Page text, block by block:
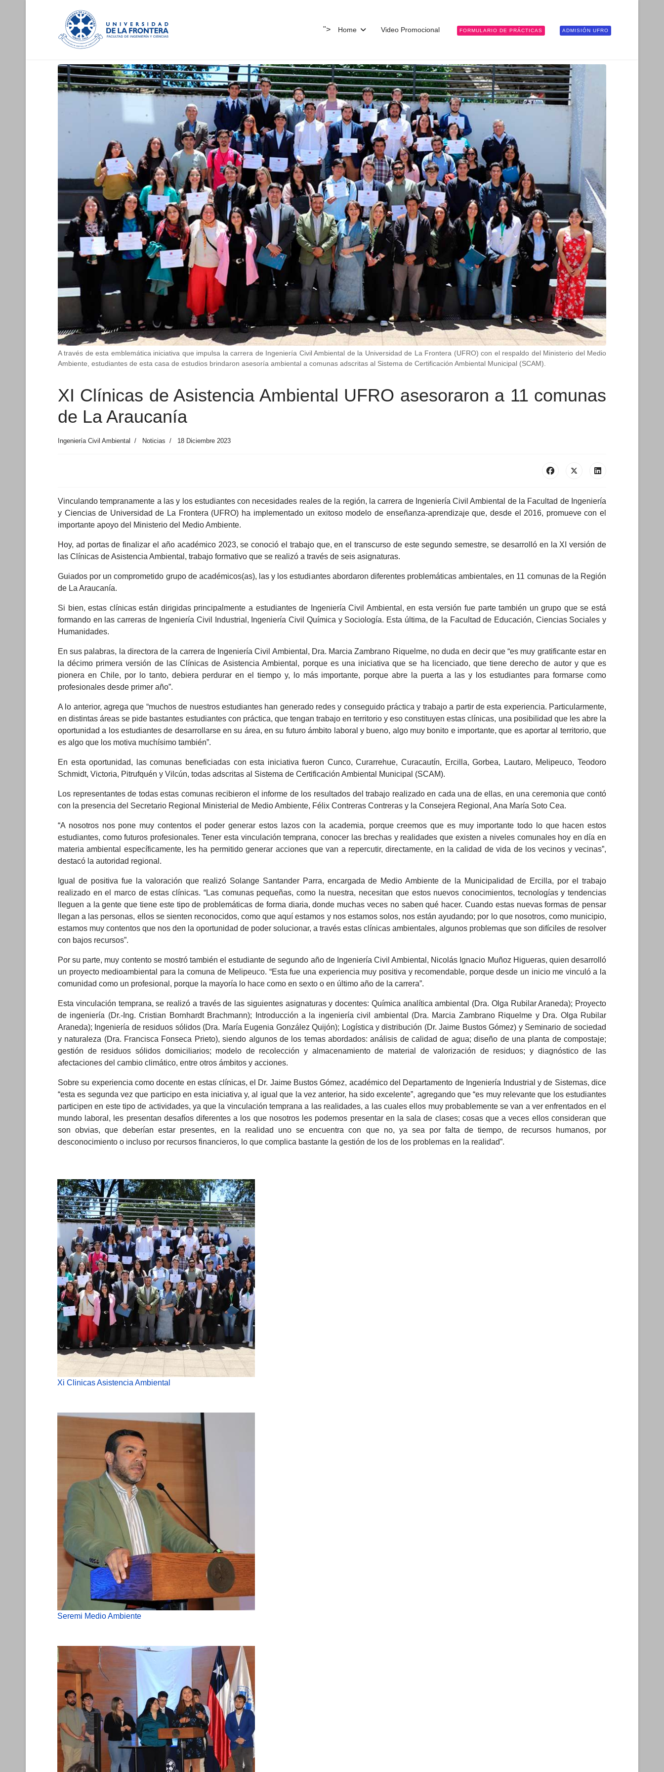
"> Home Video Promocional FORMULARIO DE PRÁCTICAS ADMISIÓN UFRO
A través de esta emblemática iniciativa que impulsa la carrera de Ingeniería Civil Ambiental de la Universidad de La Frontera (UFRO) con el respaldo del Ministerio del Medio
Ambiente, estudiantes de esta casa de estudios brindaron asesoría ambiental a comunas adscritas al Sistema de Certificación Ambiental Municipal (SCAM).
XI Clínicas de Asistencia Ambiental UFRO asesoraron a 11 comunas
de La Araucanía
Ingeniería Civil Ambiental Noticias 18 Diciembre 2023
Vinculando tempranamente a las y los estudiantes con necesidades reales de la región, la carrera de Ingeniería Civil Ambiental de la Facultad de Ingeniería
y Ciencias de Universidad de La Frontera (UFRO) ha implementado un exitoso modelo de enseñanza-aprendizaje que, desde el 2016, promueve con el
importante apoyo del Ministerio del Medio Ambiente.
Hoy, ad portas de finalizar el año académico 2023, se conoció el trabajo que, en el transcurso de este segundo semestre, se desarrolló en la XI versión de
las Clínicas de Asistencia Ambiental, trabajo formativo que se realizó a través de seis asignaturas.
Guiados por un comprometido grupo de académicos(as), las y los estudiantes abordaron diferentes problemáticas ambientales, en 11 comunas de la Región
de La Araucanía.
Si bien, estas clínicas están dirigidas principalmente a estudiantes de Ingeniería Civil Ambiental, en esta versión fue parte también un grupo que se está
formando en las carreras de Ingeniería Civil Industrial, Ingeniería Civil Química y Sociología. Esta última, de la Facultad de Educación, Ciencias Sociales y
Humanidades.
En sus palabras, la directora de la carrera de Ingeniería Civil Ambiental, Dra. Marcia Zambrano Riquelme, no duda en decir que “es muy gratificante estar en
la décimo primera versión de las Clínicas de Asistencia Ambiental, porque es una iniciativa que se ha licenciado, que tiene derecho de autor y que es
pionera en Chile, por lo tanto, debiera perdurar en el tiempo y, lo más importante, porque abre la puerta a las y los estudiantes para formarse como
profesionales desde primer año”.
A lo anterior, agrega que “muchos de nuestros estudiantes han generado redes y conseguido práctica y trabajo a partir de esta experiencia. Particularmente,
en distintas áreas se pide bastantes estudiantes con práctica, que tengan trabajo en territorio y eso constituyen estas clínicas, una posibilidad que les abre la
oportunidad a los estudiantes de desarrollarse en su área, en su futuro ámbito laboral y bueno, algo muy bonito e importante, que es aportar al territorio, que
es algo que los motiva muchísimo también”.
En esta oportunidad, las comunas beneficiadas con esta iniciativa fueron Cunco, Curarrehue, Curacautín, Ercilla, Gorbea, Lautaro, Melipeuco, Teodoro
Schmidt, Victoria, Pitrufquén y Vilcún, todas adscritas al Sistema de Certificación Ambiental Municipal (SCAM).
Los representantes de todas estas comunas recibieron el informe de los resultados del trabajo realizado en cada una de ellas, en una ceremonia que contó
con la presencia del Secretario Regional Ministerial de Medio Ambiente, Félix Contreras Contreras y la Consejera Regional, Ana María Soto Cea.
“A nosotros nos pone muy contentos el poder generar estos lazos con la academia, porque creemos que es muy importante todo lo que hacen estos
estudiantes, como futuros profesionales. Tener esta vinculación temprana, conocer las brechas y realidades que existen a niveles comunales hoy en día en
materia ambiental específicamente, les ha permitido generar acciones que van a repercutir, directamente, en la calidad de vida de los vecinos y vecinas”,
destacó la autoridad regional.
Igual de positiva fue la valoración que realizó Solange Santander Parra, encargada de Medio Ambiente de la Municipalidad de Ercilla, por el trabajo
realizado en el marco de estas clínicas. “Las comunas pequeñas, como la nuestra, necesitan que estos nuevos conocimientos, tecnologías y tendencias
lleguen a la gente que tiene este tipo de problemáticas de forma diaria, donde muchas veces no saben qué hacer. Cuando estas nuevas formas de pensar
llegan a las personas, ellos se sienten reconocidos, como que aquí estamos y nos estamos solos, nos están ayudando; por lo que nosotros, como municipio,
estamos muy contentos que nos den la oportunidad de poder solucionar, a través estas clínicas ambientales, algunos problemas que son difíciles de resolver
con bajos recursos”.
Por su parte, muy contento se mostró también el estudiante de segundo año de Ingeniería Civil Ambiental, Nicolás Ignacio Muñoz Higueras, quien desarrolló
un proyecto medioambiental para la comuna de Melipeuco. “Esta fue una experiencia muy positiva y recomendable, porque desde un inicio me vinculó a la
comunidad como un profesional, porque la mayoría lo hace como en sexto o en último año de la carrera”.
Esta vinculación temprana, se realizó a través de las siguientes asignaturas y docentes: Química analítica ambiental (Dra. Olga Rubilar Araneda); Proyecto
de ingeniería (Dr.-Ing. Cristian Bornhardt Brachmann); Introducción a la ingeniería civil ambiental (Dra. Marcia Zambrano Riquelme y Dra. Olga Rubilar
Araneda); Ingeniería de residuos sólidos (Dra. María Eugenia González Quijón); Logística y distribución (Dr. Jaime Bustos Gómez) y Seminario de sociedad
y naturaleza (Dra. Francisca Fonseca Prieto), siendo algunos de los temas abordados: análisis de calidad de agua; diseño de una planta de compostaje;
gestión de residuos sólidos domiciliarios; modelo de recolección y almacenamiento de material de valorización de residuos; y diagnóstico de las
afectaciones del cambio climático, entre otros ámbitos y acciones.
Sobre su experiencia como docente en estas clínicas, el Dr. Jaime Bustos Gómez, académico del Departamento de Ingeniería Industrial y de Sistemas, dice
“esta es segunda vez que participo en esta iniciativa y, al igual que la vez anterior, ha sido excelente”, agregando que “es muy relevante que los estudiantes
participen en este tipo de actividades, ya que la vinculación temprana a las realidades, a las cuales ellos muy probablemente se van a ver enfrentados en el
mundo laboral, les presentan desafíos diferentes a los que nosotros les podemos presentar en la sala de clases; cosas que a veces ellos consideran que
son obvias, que deberían estar presentes, en la realidad uno se encuentra con que no, ya sea por falta de tiempo, de recursos humanos, por
desconocimiento o incluso por recursos financieros, lo que complica bastante la gestión de los de los problemas en la realidad”.
Xi Clinicas Asistencia Ambiental
Seremi Medio Ambiente